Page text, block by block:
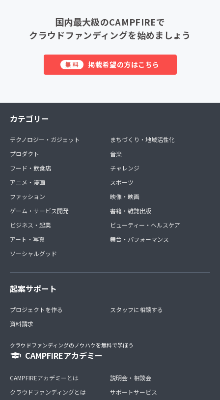
国内最大級のCAMPFIREで
クラウドファンディングを始めましょう
無料 掲載希望の方はこちら
カテゴリー
テクノロジー・ガジェット
プロダクト
フード・飲食店
アニメ・漫画
ファッション
ゲーム・サービス開発
ビジネス・起業
アート・写真
ソーシャルグッド
まちづくり・地域活性化
音楽
チャレンジ
スポーツ
映像・映画
書籍・雑誌出版
ビューティー・ヘルスケア
舞台・パフォーマンス
起案サポート
プロジェクトを作る
資料請求
スタッフに相談する
クラウドファンディングのノウハウを無料で学ぼう
CAMPFIREアカデミー
CAMPFIREアカデミーとは
クラウドファンディングとは
説明会・相談会
サポートサービス